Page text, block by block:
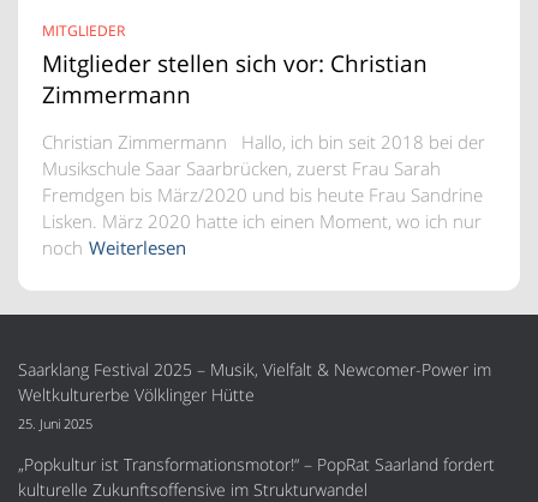
MITGLIEDER
Mitglieder stellen sich vor: Christian
Zimmermann
Christian Zimmermann Hallo, ich bin seit 2018 bei der
Musikschule Saar Saarbrücken, zuerst Frau Sarah
Fremdgen bis März/2020 und bis heute Frau Sandrine
Lisken. März 2020 hatte ich einen Moment, wo ich nur
noch Weiterlesen
Saarklang Festival 2025 – Musik, Vielfalt & Newcomer-Power im
Weltkulturerbe Völklinger Hütte
25. Juni 2025
„Popkultur ist Transformationsmotor!“ – PopRat Saarland fordert
kulturelle Zukunftsoffensive im Strukturwandel